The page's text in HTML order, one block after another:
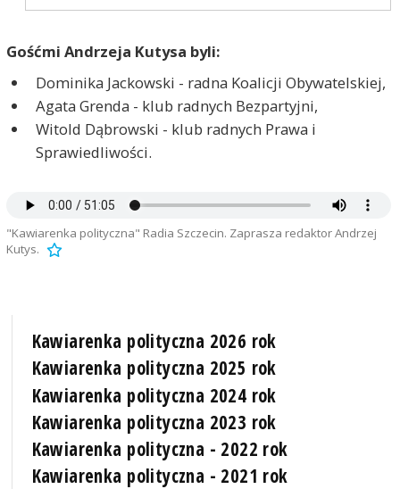
Gośćmi Andrzeja Kutysa byli:
Dominika Jackowski - radna Koalicji Obywatelskiej,
Agata Grenda - klub radnych Bezpartyjni,
Witold Dąbrowski - klub radnych Prawa i
Sprawiedliwości.
"Kawiarenka polityczna" Radia Szczecin. Zaprasza redaktor Andrzej
Kutys.
Kawiarenka polityczna 2026 rok
Kawiarenka polityczna 2025 rok
Kawiarenka polityczna 2024 rok
Kawiarenka polityczna 2023 rok
Kawiarenka polityczna - 2022 rok
Kawiarenka polityczna - 2021 rok